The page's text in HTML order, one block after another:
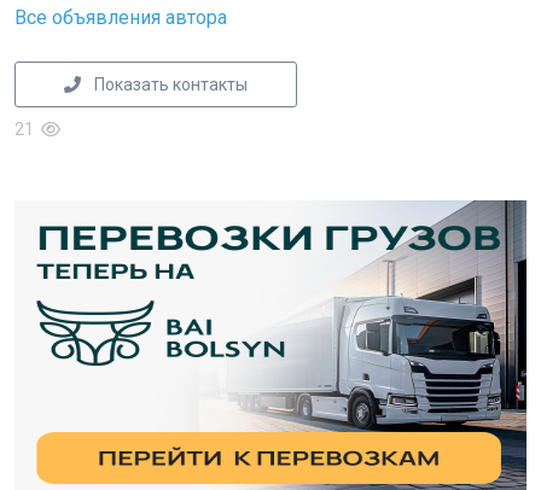
Все объявления автора
Показать контакты
21